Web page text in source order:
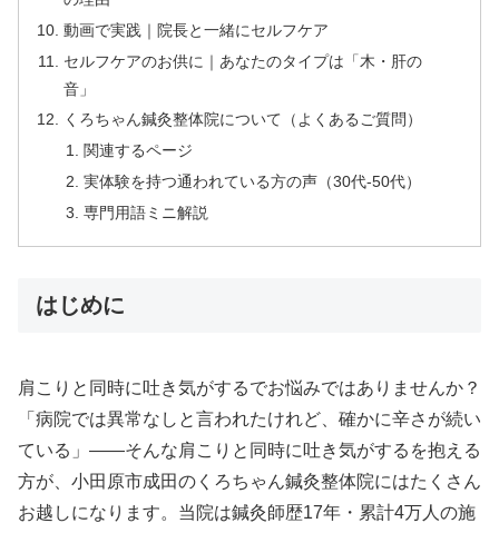
動画で実践｜院長と一緒にセルフケア
セルフケアのお供に｜あなたのタイプは「木・肝の
音」
くろちゃん鍼灸整体院について（よくあるご質問）
関連するページ
実体験を持つ通われている方の声（30代-50代）
専門用語ミニ解説
はじめに
肩こりと同時に吐き気がするでお悩みではありませんか？
「病院では異常なしと言われたけれど、確かに辛さが続い
ている」——そんな肩こりと同時に吐き気がするを抱える
方が、小田原市成田のくろちゃん鍼灸整体院にはたくさん
お越しになります。当院は鍼灸師歴17年・累計4万人の施